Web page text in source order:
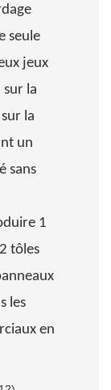
seule
jeux
la
la
un
sans
1
tôles
les
en